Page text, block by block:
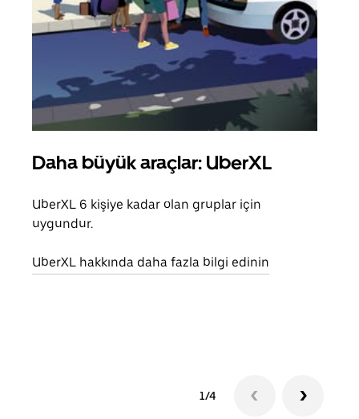
Daha büyük araçlar: UberXL
UberXL 6 kişiye kadar olan gruplar için
uygundur.
UberXL hakkında daha fazla bilgi edinin
1/4